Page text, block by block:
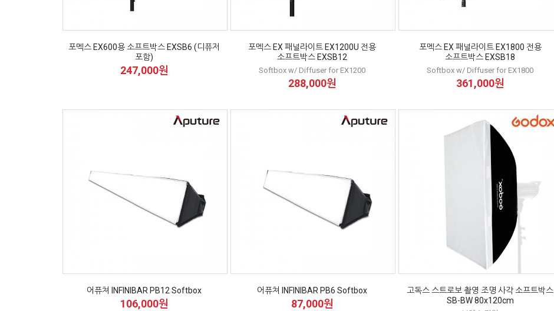
포멕스 EX600용 소프트박스 EXSB6 (디퓨저
포함)
247,000원
포멕스 EX 패널라이트 EX1200U 전용
소프트박스 EXSB12
Softbox w/ Diffuser for EX1200
288,000원
포멕스 EX 패널라이트 EX1800 전용
소프트박스 EXSB18
Softbox w/ Diffuser for EX1800
361,000원
어퓨쳐 INFINIBAR PB12 Softbox
106,000원
어퓨쳐 INFINIBAR PB6 Softbox
87,000원
고독스 스트로보 촬영 조명 사각 소프트박스
SB-BW 80x120cm